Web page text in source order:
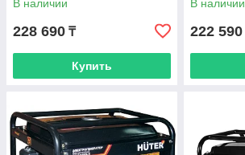
В наличии
228 690 ₸
Купить
В наличии
222 590